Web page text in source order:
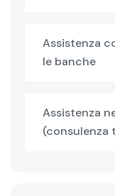
Assistenza
le banche
Assistenza